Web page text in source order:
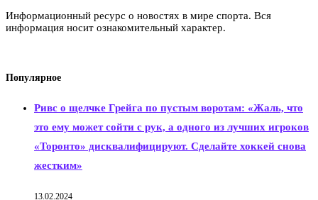
Информационный ресурс о новостях в мире спорта. Вся
информация носит ознакомительный характер.
Популярное
Ривс о щелчке Грейга по пустым воротам: «Жаль, что
это ему может сойти с рук, а одного из лучших игроков
«Торонто» дисквалифицируют. Сделайте хоккей снова
жестким»
13.02.2024